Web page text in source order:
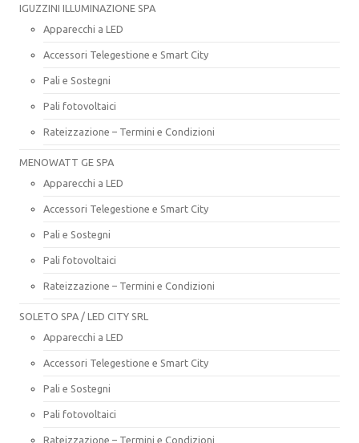
IGUZZINI ILLUMINAZIONE SPA
Apparecchi a LED
Accessori Telegestione e Smart City
Pali e Sostegni
Pali fotovoltaici
Rateizzazione – Termini e Condizioni
MENOWATT GE SPA
Apparecchi a LED
Accessori Telegestione e Smart City
Pali e Sostegni
Pali fotovoltaici
Rateizzazione – Termini e Condizioni
SOLETO SPA / LED CITY SRL
Apparecchi a LED
Accessori Telegestione e Smart City
Pali e Sostegni
Pali fotovoltaici
Rateizzazione – Termini e Condizioni